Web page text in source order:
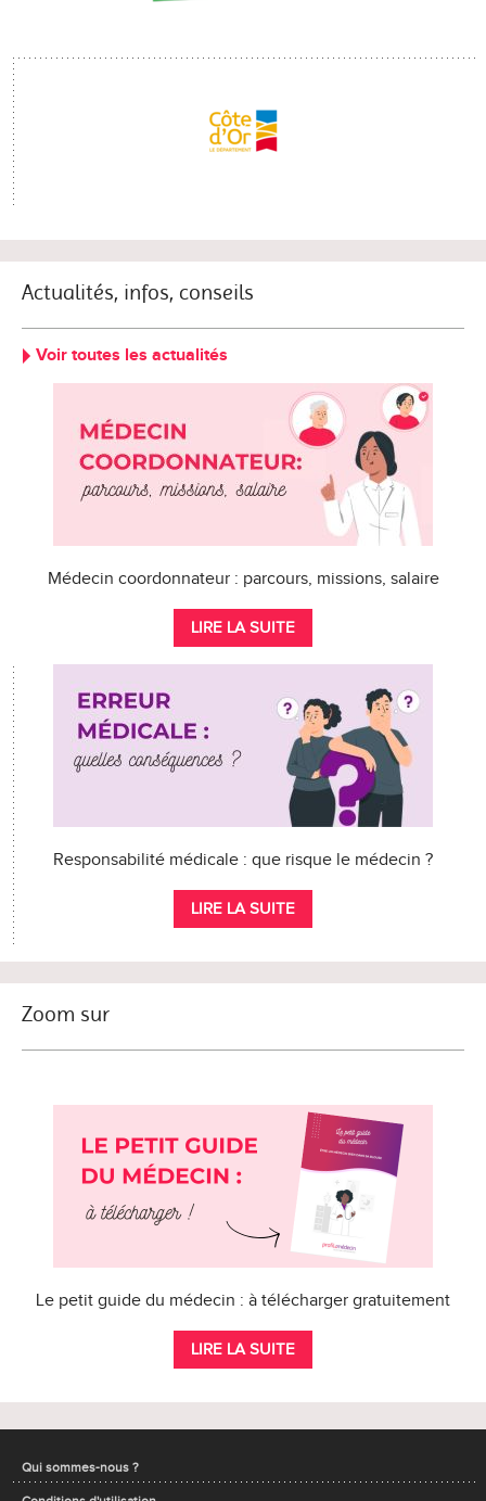
Actualités, infos, conseils
Voir toutes les actualités
Médecin coordonnateur : parcours, missions, salaire
LIRE LA SUITE
Responsabilité médicale : que risque le médecin ?
LIRE LA SUITE
Zoom sur
Le petit guide du médecin : à télécharger gratuitement
LIRE LA SUITE
Qui sommes-nous ?